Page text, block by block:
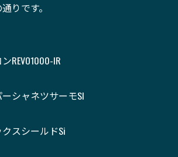
りです。
REVO1000-IR
シャネツサーモSI
スシールドSi